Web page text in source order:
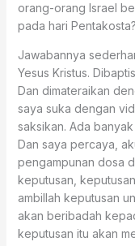
orang-orang Israel
pada hari Pentakosta?
Jawabannya
Yesus Kristus.
Dan dimateraikan
saya suka dengan
saksikan. Ada
Dan saya percaya,
pengampunan dosa
keputusan,
ambillah keputusan
akan beribadah
keputusan itu akan